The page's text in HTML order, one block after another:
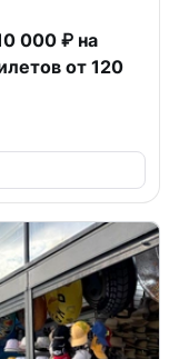
000 ₽ на
от 120